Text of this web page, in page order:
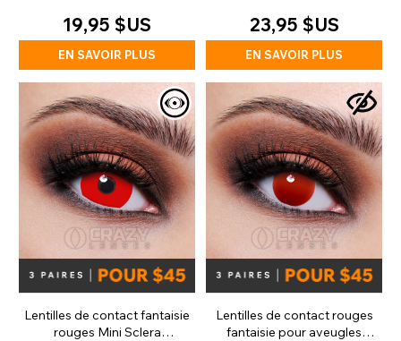
19,95 $US
EN SAVOIR PLUS
23,95 $US
EN SAVOIR PLUS
Lentilles de contact fantaisie
rouges Mini Sclera
Lentilles de contact rouges
fantaisie pour aveugles